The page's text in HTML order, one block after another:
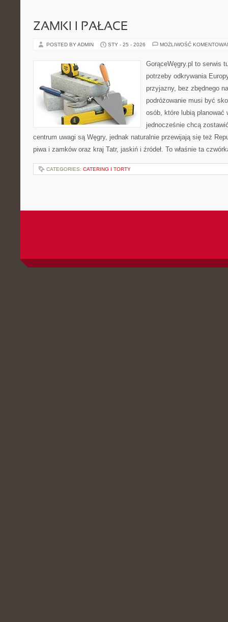
ZAMKI I PAŁACE
POSTED BY ADMIN STY - 25 - 2026 MOŻLIWOŚĆ
GorąceWęgry.pl to serwis
potrzeby odkrywania
przyjazny, bez zbędnego
podróżowanie musi być
osób, które lubią
jednocześnie chcą
centrum uwagi są Węgry, jednak naturalnie przewijają się też
piwa i zamków oraz kraj Tatr, jaskiń i źródeł. To właśnie ta
CATEGORIES: CATERING I TORTY